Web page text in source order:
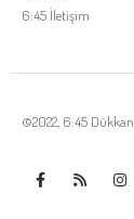
6:45 İletişim
©2022, 6:45 Dükkan